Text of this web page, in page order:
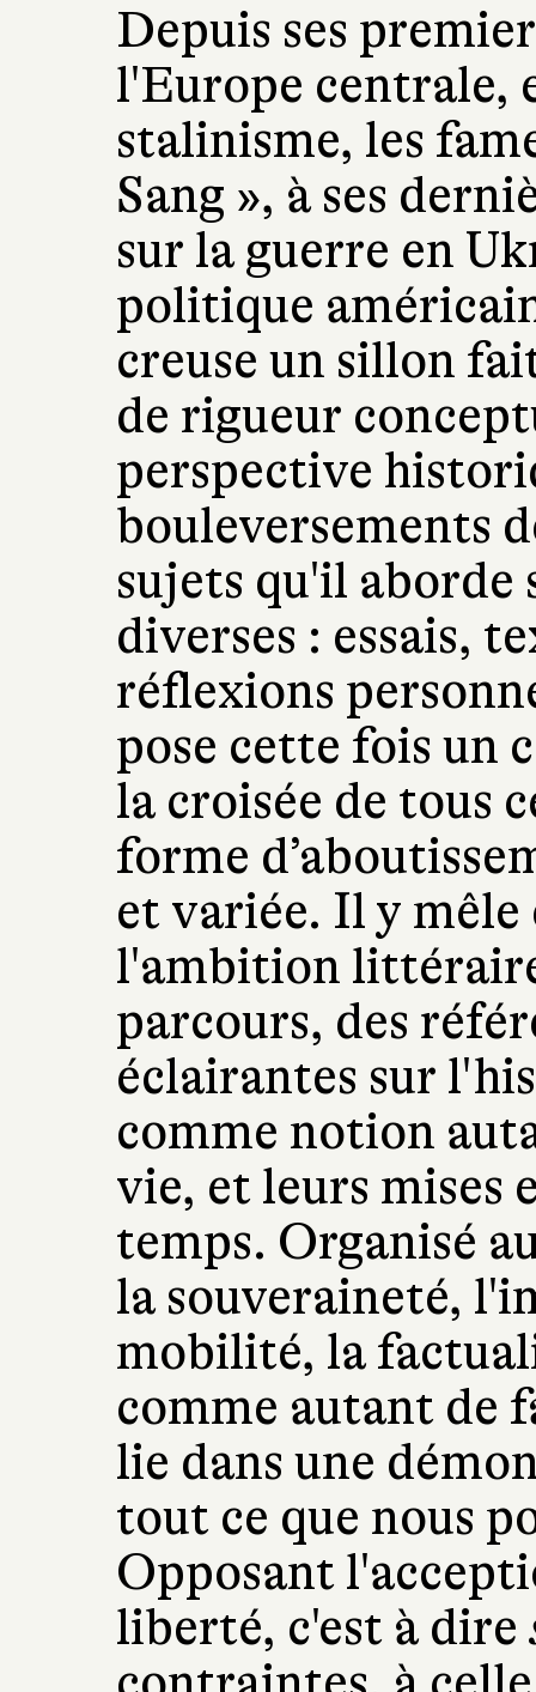
Depuis ses
l'Europe centrale,
stalinisme, les
Sang », à ses
sur la guerre en
politique
creuse un sillon
de rigueur
perspective
bouleversements
sujets qu'il aborde
diverses : essais,
réflexions
pose cette fois un
la croisée de tous
forme
et variée. Il y
l'ambition
parcours, des
éclairantes sur
comme notion
vie, et leurs mises
temps. Organisé
la souveraineté,
mobilité, la
comme autant de
lie dans une
tout ce que nous
Opposant
liberté, c'est à dire